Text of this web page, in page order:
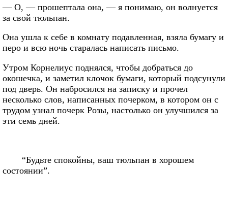
— О, — прошептала она, — я понимаю, он волнуется
за свой тюльпан.
Она ушла к себе в комнату подавленная, взяла бумагу и
перо и всю ночь старалась написать письмо.
Утром Корнелиус поднялся, чтобы добраться до
окошечка, и заметил клочок бумаги, который подсунули
под дверь. Он набросился на записку и прочел
несколько слов, написанных почерком, в котором он с
трудом узнал почерк Розы, настолько он улучшился за
эти семь дней.
“Будьте спокойны, ваш тюльпан в хорошем
состоянии”.